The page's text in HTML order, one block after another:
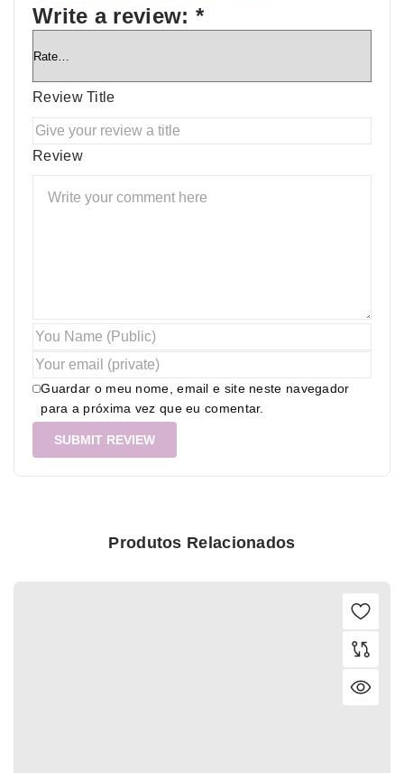
Write a review: *
Review Title
Review
Guardar o meu nome, email e site neste navegador
para a próxima vez que eu comentar.
Produtos Relacionados